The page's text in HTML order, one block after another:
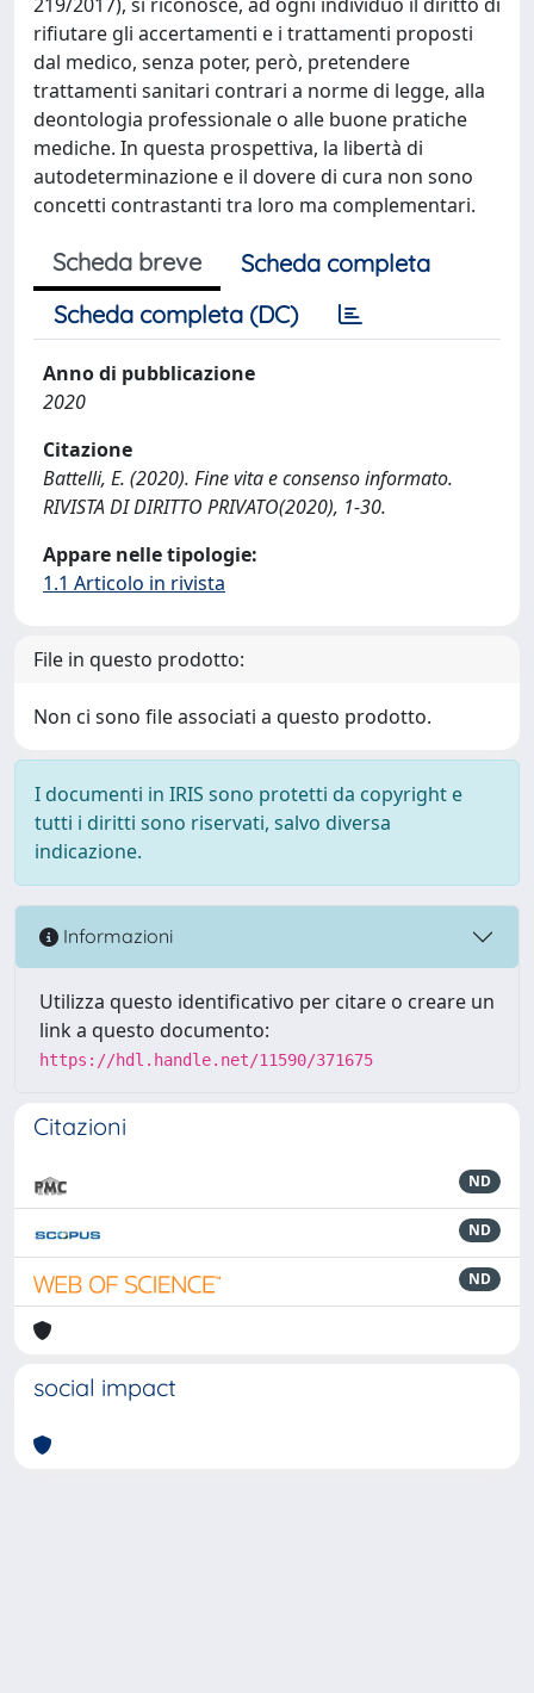
rifiutare gli accertamenti e i trattamenti proposti
dal medico, senza poter, però, pretendere
trattamenti sanitari contrari a norme di legge, alla
deontologia professionale o alle buone pratiche
mediche. In questa prospettiva, la libertà di
autodeterminazione e il dovere di cura non sono
concetti contrastanti tra loro ma complementari.
Scheda breve
Scheda completa
Scheda completa (DC)
Anno di pubblicazione
2020
Citazione
Battelli, E. (2020). Fine vita e consenso informato.
RIVISTA DI DIRITTO PRIVATO(2020), 1-30.
Appare nelle tipologie:
1.1 Articolo in rivista
File in questo prodotto:
Non ci sono file associati a questo prodotto.
I documenti in IRIS sono protetti da copyright e
tutti i diritti sono riservati, salvo diversa
indicazione.
Informazioni
Utilizza questo identificativo per citare o creare un
link a questo documento:
https://hdl.handle.net/11590/371675
Citazioni
ND
ND
ND
social impact